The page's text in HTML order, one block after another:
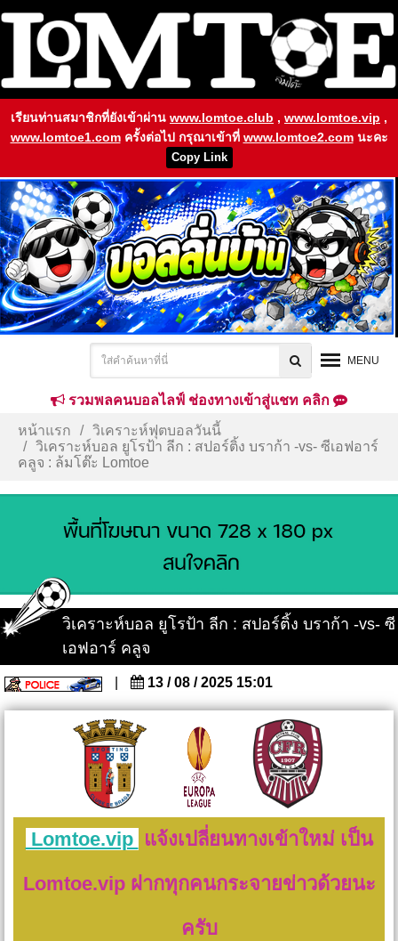
เรียนท่านสมาชิกที่ยังเข้าผ่าน www.lomtoe.club , www.lomtoe.vip ,
www.lomtoe1.com ครั้งต่อไป กรุณาเข้าที่ www.lomtoe2.comนะคะ
Copy Link
MENU
รวมพลคนบอลไลฟ์ ช่องทางเข้าสู่แชท คลิก
หน้าแรก
วิเคราะห์ฟุตบอลวันนี้
วิเคราะห์บอล ยูโรป้า ลีก : สปอร์ติ้ง บราก้า -vs- ซีเอฟอาร์
คลูจ : ล้มโต๊ะ Lomtoe
วิเคราะห์บอล ยูโรป้า ลีก : สปอร์ติ้ง บราก้า -vs- ซี
เอฟอาร์ คลูจ
13 / 08 / 2025 15:01
Lomtoe.vip แจ้งเปลี่ยนทางเข้าใหม่ เป็น
Lomtoe.vip ฝากทุกคนกระจายข่าวด้วยนะ
ครับ